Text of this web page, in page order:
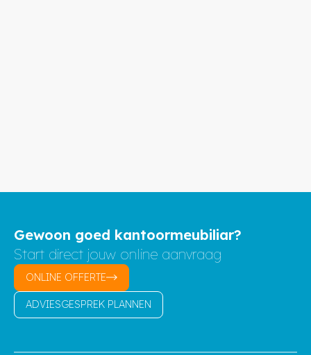
Gewoon goed kantoormeubiliar?
Start direct jouw online aanvraag
ONLINE OFFERTE
ADVIESGESPREK PLANNEN